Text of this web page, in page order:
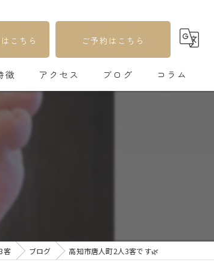
こちら ご予約はこちら
徴 アクセス ブログ コラム
客 ブログ 高知市唐人町2人3客です🌿